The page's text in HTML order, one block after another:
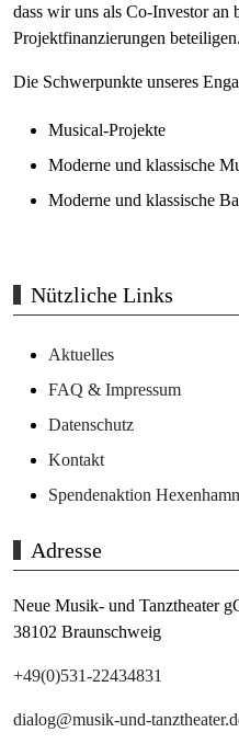
dass wir uns als Co-Investor an
Projektfinanzierungen beteiligen.
Die Schwerpunkte unseres
Musical-Projekte
Moderne und klassische
Moderne und klassische
Nützliche Links
Aktuelles
FAQ & Impressum
Datenschutz
Kontakt
Spendenaktion
Adresse
Neue Musik- und Tanztheater
38102 Braunschweig
+49(0)531-22434831
dialog@musik-und-